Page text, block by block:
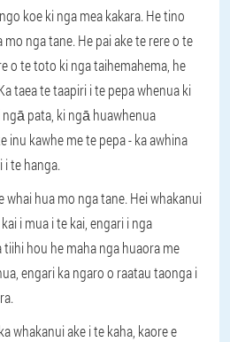
koe ki nga mea kakara. He tino
nga tane. He pai ake te rere o te
o te toto ki nga taihemahema, he
taea te taapiri i te pepa whenua ki
pata, ki ngā huawhenua
inu kawhe me te pepa - ka awhina
te hanga.
whai hua mo nga tane. Hei whakanui
i mua i te kai, engari i nga
hou he maha nga huaora me
engari ka ngaro o raatau taonga i
whakanui ake i te kaha, kaore e